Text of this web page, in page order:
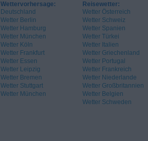
Wettervorhersage:
Deutschland
Wetter Berlin
Wetter Hamburg
Wetter München
Wetter Köln
Wetter Frankfurt
Wetter Essen
Wetter Leipzig
Wetter Bremen
Wetter Stuttgart
Wetter München
Reisewetter:
Wetter Österreich
Wetter Schweiz
Wetter Spanien
Wetter Türkei
Wetter Italien
Wetter Griechenland
Wetter Portugal
Wetter Frankreich
Wetter Niederlande
Wetter Großbritannien
Wetter Belgien
Wetter Schweden